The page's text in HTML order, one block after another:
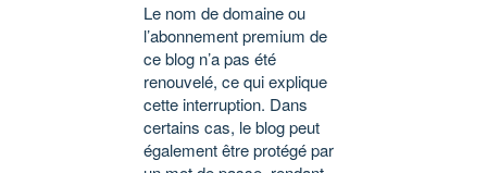
Le nom de domaine ou
l’abonnement premium de
ce blog n’a pas été
renouvelé, ce qui explique
cette interruption. Dans
certains cas, le blog peut
également être protégé par